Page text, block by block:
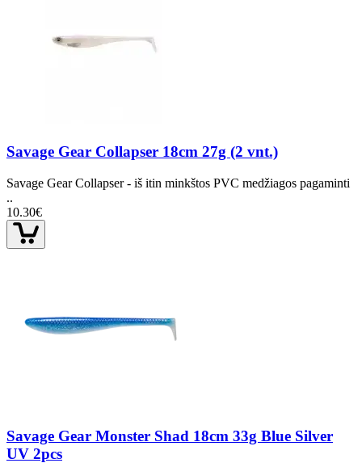
Savage Gear Collapser 18cm 27g (2 vnt.)
Savage Gear Collapser - iš itin minkštos PVC medžiagos pagaminti
..
10.30€
Savage Gear Monster Shad 18cm 33g Blue Silver
UV 2pcs